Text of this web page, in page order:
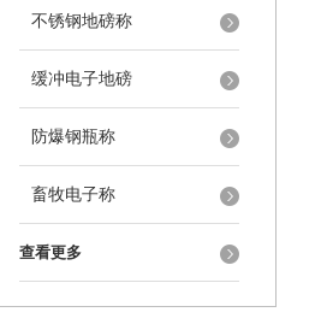
不锈钢地磅称
缓冲电子地磅
防爆钢瓶称
畜牧电子称
查看更多